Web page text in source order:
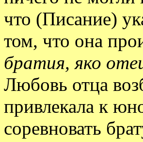
что (Писание)
том, что она
братия, яко
Любовь отца
привлекала к
соревновать